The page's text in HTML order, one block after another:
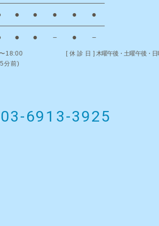
● ● ● ● ●
● ● － ● －
18:00
分前)
[休診日] 木曜午後・土曜午後・日
03-6913-3925